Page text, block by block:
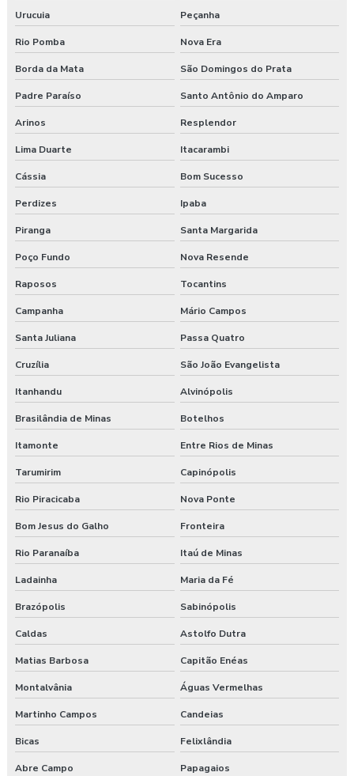
Urucuia Peçanha
Rio Pomba Nova Era
Borda da Mata São Domingos do Prata
Padre Paraíso Santo Antônio do Amparo
Arinos Resplendor
Lima Duarte Itacarambi
Cássia Bom Sucesso
Perdizes Ipaba
Piranga Santa Margarida
Poço Fundo Nova Resende
Raposos Tocantins
Campanha Mário Campos
Santa Juliana Passa Quatro
Cruzília São João Evangelista
Itanhandu Alvinópolis
Brasilândia de Minas Botelhos
Itamonte Entre Rios de Minas
Tarumirim Capinópolis
Rio Piracicaba Nova Ponte
Bom Jesus do Galho Fronteira
Rio Paranaíba Itaú de Minas
Ladainha Maria da Fé
Brazópolis Sabinópolis
Caldas Astolfo Dutra
Matias Barbosa Capitão Enéas
Montalvânia Águas Vermelhas
Martinho Campos Candeias
Bicas Felixlândia
Abre Campo Papagaios